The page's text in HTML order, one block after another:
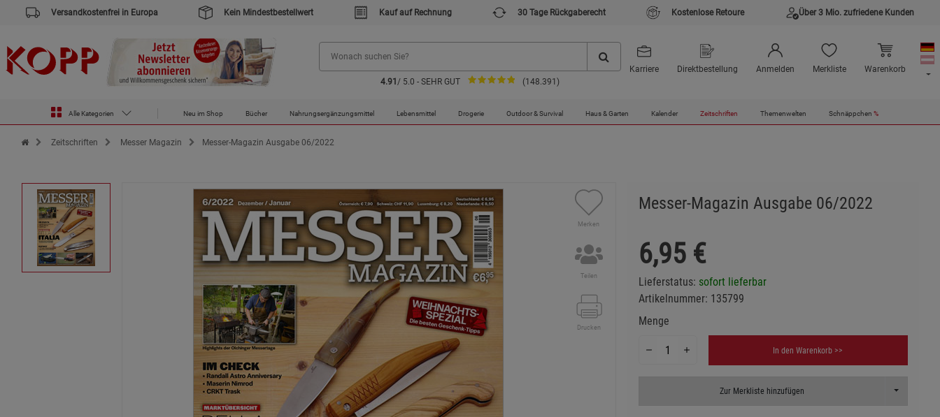
Versandkostenfrei in Europa Kein Mindestbestellwert Kauf auf Rechnung 30 Tage Rückgaberecht Kostenlose Retoure Über 3 Mio. zufriedene Kunden
4.91 / 5.0 - SEHR GUT (148.391)
Karriere Direktbestellung Anmelden Merkliste Warenkorb
Alle Kategorien Neu im Shop Bücher Nahrungsergänzungsmittel Lebensmittel Drogerie Outdoor & Survival Haus & Garten Kalender Zeitschriften Themenwelten Schnäppchen %
Zur Startseite des Kopp Verlag Online-Shop
Zeitschriften Messer Magazin Messer-Magazin Ausgabe 06/2022
Merken
Teilen
Drucken
Messer-Magazin Ausgabe 06/2022
6,95 €
Lieferstatus: sofort lieferbar
Artikelnummer: 135799
Menge
In den Warenkorb >>
Zur Merkliste hinzufügen Toggle